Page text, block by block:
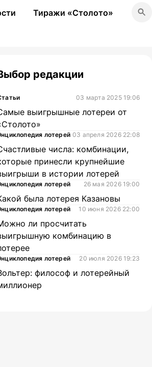
Тиражи «Столото»
редакции
03 марта 2025 19:06
выигрышные лотереи от
лотерей 03 апреля 2026 22:08
числа: комбинации,
принесли крупнейшие
в истории лотерей
лотерей 26 мая 2026 19:00
была лотерея Казановы
лотерей 10 июня 2026 22:00
ли просчитать
комбинацию в
лотерей 20 июля 2026 19:23
философ и лотерейный